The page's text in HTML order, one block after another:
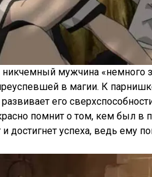
мужчина «немного
в магии. К
его
помнит о том, кем был в
успеха, ведь ему